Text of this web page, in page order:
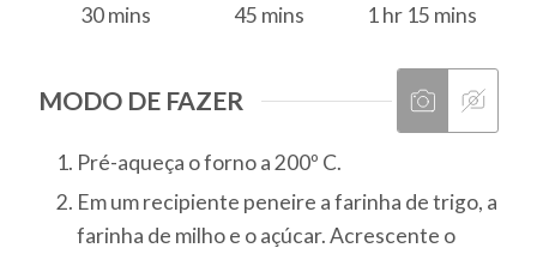
30 mins
45 mins
1 hr 15 mins
MODO DE FAZER
Pré-aqueça o forno a 200º C.
Em um recipiente peneire a farinha de trigo, a
farinha de milho e o açúcar. Acrescente o